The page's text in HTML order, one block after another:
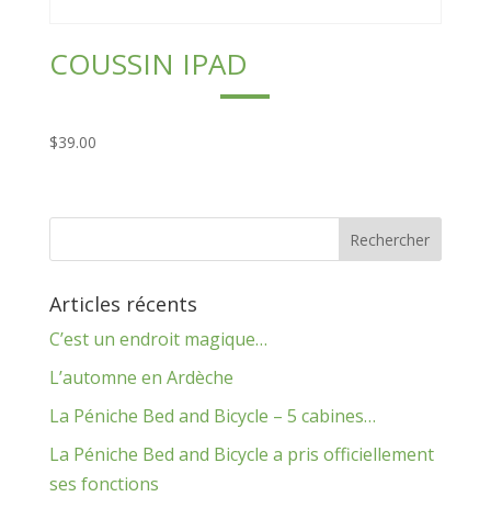
COUSSIN IPAD
$39.00
Articles récents
C’est un endroit magique…
L’automne en Ardèche
La Péniche Bed and Bicycle – 5 cabines…
La Péniche Bed and Bicycle a pris officiellement
ses fonctions